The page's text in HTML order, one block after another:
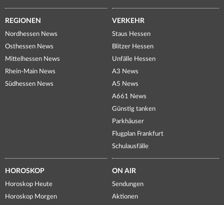
REGIONEN
Nordhessen News
Osthessen News
Mittelhessen News
Rhein-Main News
Südhessen News
VERKEHR
Staus Hessen
Blitzer Hessen
Unfälle Hessen
A3 News
A5 News
A661 News
Günstig tanken
Parkhäuser
Flugplan Frankfurt
Schulausfälle
HOROSKOP
Horoskop Heute
Horoskop Morgen
ON AIR
Sendungen
Aktionen